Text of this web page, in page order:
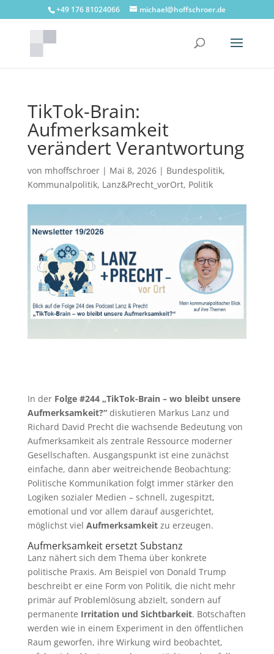
+49 176 81024066 michael@hoffschroer.de
TikTok-Brain:
Aufmerksamkeit
verändert Verantwortung
von mhoffschroer| Mai 8, 2026| Bundespolitik,
Kommunalpolitik, Lanz&Precht_vorOrt, Politik
In der Folge #244 „TikTok-Brain – wo bleibt unsere
Aufmerksamkeit?“diskutieren Markus Lanz und
Richard David Precht die wachsende Bedeutung von
Aufmerksamkeit als zentrale Ressource moderner
Gesellschaften. Ausgangspunkt ist eine zunächst
einfache, dann aber weitreichende Beobachtung:
Politische Kommunikation folgt immer stärker den
Logiken sozialer Medien – schnell, zugespitzt,
emotional und vor allem darauf ausgerichtet,
möglichst viel Aufmerksamkeitzu erzeugen.
Aufmerksamkeit ersetzt Substanz
Lanz nähert sich dem Thema über konkrete
politische Praxis. Am Beispiel von Donald Trump
beschreibt er eine Form von Politik, die nicht mehr
primär auf Problemlösung abzielt, sondern auf
permanente Irritation und Sichtbarkeit. Botschaften
werden wie in einem Experiment in den öffentlichen
Raum geworfen, ihre Wirkung wird beobachtet,